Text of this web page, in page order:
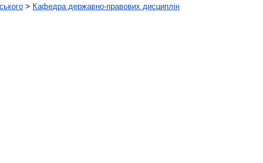
> Кафедра державно-правових дисциплін